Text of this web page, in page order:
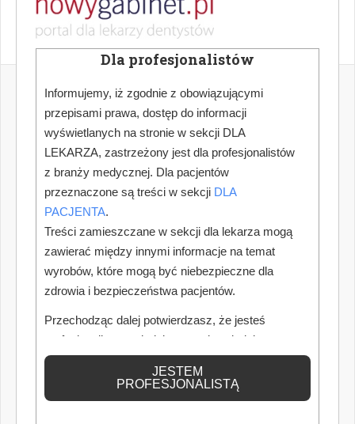
Dla profesjonalistów
Informujemy, iż zgodnie z obowiązującymi
przepisami prawa, dostęp do informacji
wyświetlanych na stronie w sekcji DLA
LEKARZA, zastrzeżony jest dla profesjonalistów
z branży medycznej. Dla pacjentów
przeznaczone są treści w sekcji DLA
PACJENTA.
Treści zamieszczane w sekcji dla lekarza mogą
zawierać między innymi informacje na temat
wyrobów, które mogą być niebezpieczne dla
zdrowia i bezpieczeństwa pacjentów.
Przechodząc dalej potwierdzasz, że jesteś
profesjonalistą posiadającym odpowiednią
wiedzę medyczną.
JESTEM
PROFESJONALISTĄ